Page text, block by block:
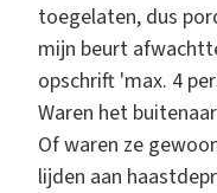
toegelaten, dus
mijn beurt
opschrift 'max. 4
Waren het
Of waren ze
lijden aan